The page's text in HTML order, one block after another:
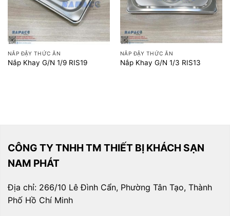
NẮP ĐẬY THỨC ĂN
Nắp Khay G/N 1/9 RIS19
NẮP ĐẬY THỨC ĂN
Nắp Khay G/N 1/3 RIS13
CÔNG TY TNHH TM THIẾT BỊ KHÁCH SẠN
NAM PHÁT
Địa chỉ: 266/10 Lê Đình Cẩn, Phường Tân Tạo, Thành
Phố Hồ Chí Minh